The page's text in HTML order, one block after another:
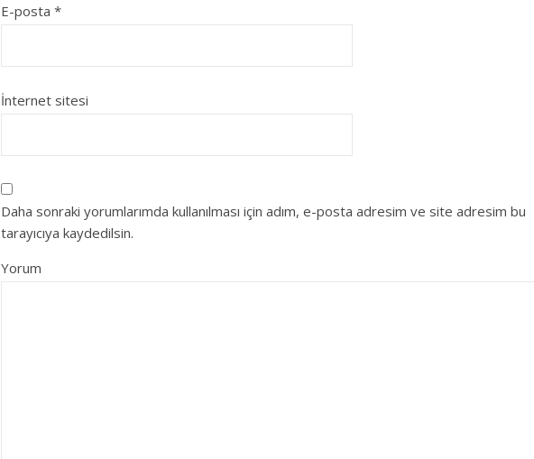
E-posta *
İnternet sitesi
Daha sonraki yorumlarımda kullanılması için adım, e-posta adresim ve site adresim bu
tarayıcıya kaydedilsin.
Yorum